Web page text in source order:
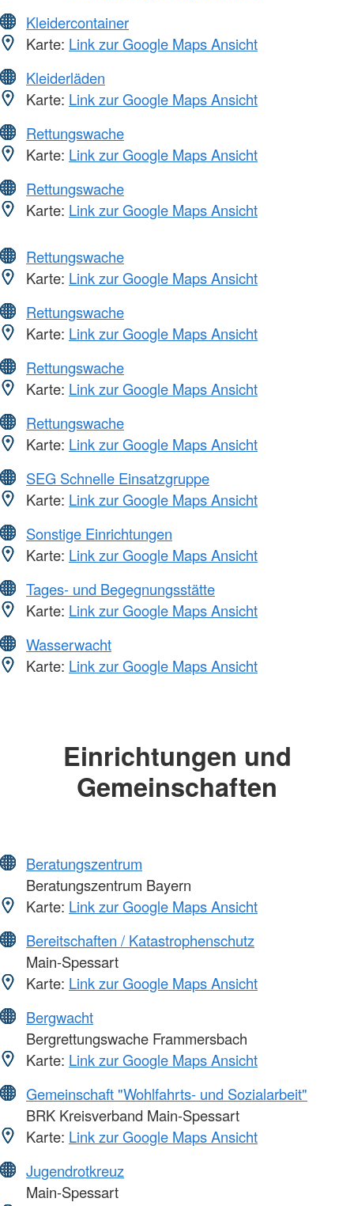
Kleidercontainer
Karte: Link zur Google Maps Ansicht
Kleiderläden
Karte: Link zur Google Maps Ansicht
Rettungswache
Karte: Link zur Google Maps Ansicht
Rettungswache
Karte: Link zur Google Maps Ansicht
Rettungswache
Karte: Link zur Google Maps Ansicht
Rettungswache
Karte: Link zur Google Maps Ansicht
Rettungswache
Karte: Link zur Google Maps Ansicht
Rettungswache
Karte: Link zur Google Maps Ansicht
SEG Schnelle Einsatzgruppe
Karte: Link zur Google Maps Ansicht
Sonstige Einrichtungen
Karte: Link zur Google Maps Ansicht
Tages- und Begegnungsstätte
Karte: Link zur Google Maps Ansicht
Wasserwacht
Karte: Link zur Google Maps Ansicht
Einrichtungen und
Gemeinschaften
Beratungszentrum
Beratungszentrum Bayern
Karte: Link zur Google Maps Ansicht
Bereitschaften / Katastrophenschutz
Main-Spessart
Karte: Link zur Google Maps Ansicht
Bergwacht
Bergrettungswache Frammersbach
Karte: Link zur Google Maps Ansicht
Gemeinschaft "Wohlfahrts- und Sozialarbeit"
BRK Kreisverband Main-Spessart
Karte: Link zur Google Maps Ansicht
Jugendrotkreuz
Main-Spessart